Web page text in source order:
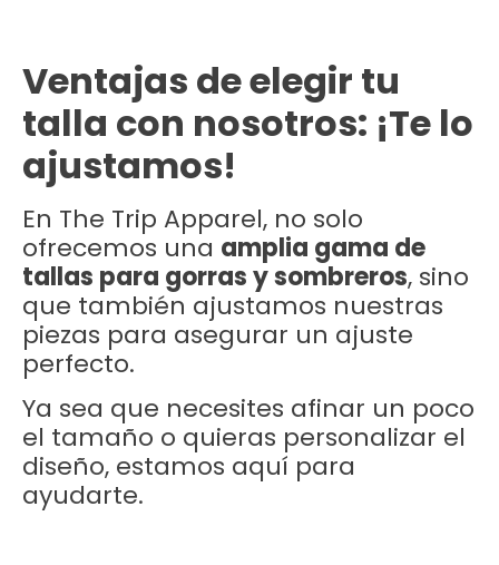
Ventajas de elegir tu
talla con nosotros: ¡Te lo
ajustamos!
En The Trip Apparel, no solo
ofrecemos una amplia gama de
tallas para gorras y sombreros, sino
que también ajustamos nuestras
piezas para asegurar un ajuste
perfecto.
Ya sea que necesites afinar un poco
el tamaño o quieras personalizar el
diseño, estamos aquí para
ayudarte.